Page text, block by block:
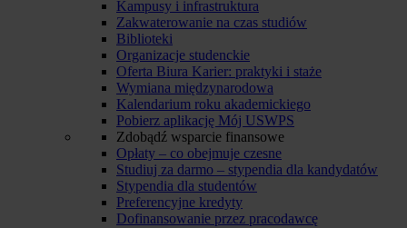
Kampusy i infrastruktura
Zakwaterowanie na czas studiów
Biblioteki
Organizacje studenckie
Oferta Biura Karier: praktyki i staże
Wymiana międzynarodowa
Kalendarium roku akademickiego
Pobierz aplikację Mój USWPS
Zdobądź wsparcie finansowe
Opłaty – co obejmuje czesne
Studiuj za darmo – stypendia dla kandydatów
Stypendia dla studentów
Preferencyjne kredyty
Dofinansowanie przez pracodawcę